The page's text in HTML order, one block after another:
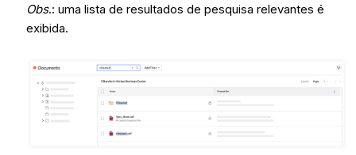
Obs.: uma lista de resultados de pesquisa relevantes é
exibida.